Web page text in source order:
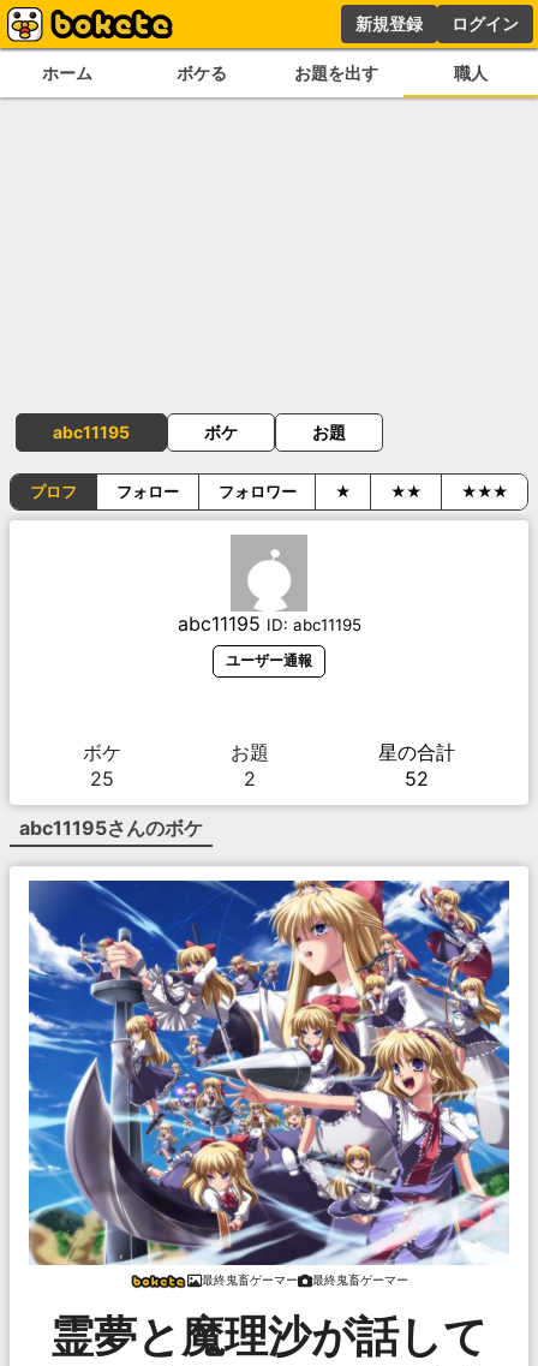
新規登録 ログイン
ホーム ボケる お題を出す 職人
abc11195 ボケ お題
プロフ フォロー フォロワー ★ ★★ ★★★
abc11195 ID: abc11195
ユーザー通報
ボケ
25
お題
2
星の合計
52
abc11195さんのボケ
最終鬼畜ゲーマー 最終鬼畜ゲーマー
霊夢と魔理沙が話して